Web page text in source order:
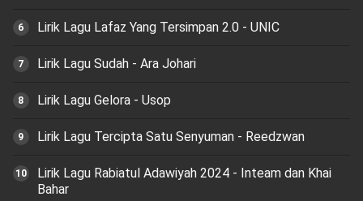
Lirik Lagu Lafaz Yang Tersimpan 2.0 - UNIC
Lirik Lagu Sudah - Ara Johari
Lirik Lagu Gelora - Usop
Lirik Lagu Tercipta Satu Senyuman - Reedzwan
Lirik Lagu Rabiatul Adawiyah 2024 - Inteam dan Khai
Bahar